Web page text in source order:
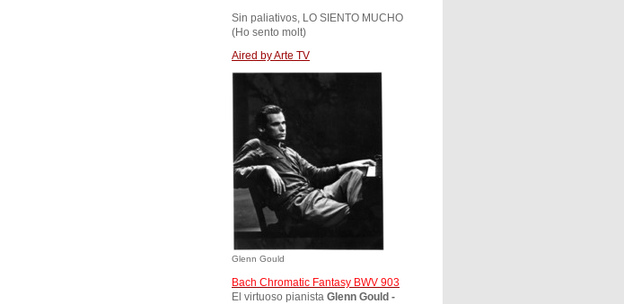
Sin paliativos, LO SIENTO MUCHO
(Ho sento molt)
Aired by Arte TV
Glenn Gould
Bach Chromatic Fantasy BWV 903
El virtuoso pianista Glenn Gould -